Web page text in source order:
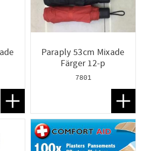
Lägg till i favoriter
Paraply 53cm Mixade
Färger 12-p
7801